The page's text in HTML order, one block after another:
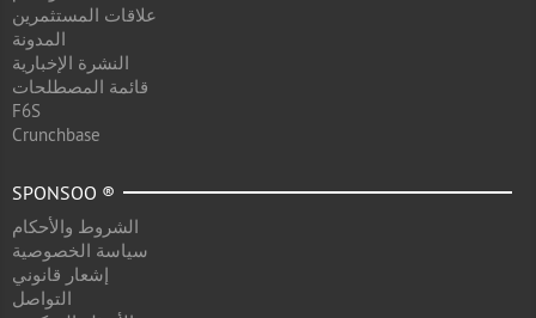
علاقات المستثمرين
المدونة
النشرة الإخبارية
قائمة المصطلحات
F6S
Crunchbase
SPONSOO ®
الشروط والأحكام
سياسة الخصوصية
إشعار قانوني
التواصل